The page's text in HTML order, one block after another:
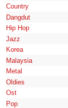
Country
Dangdut
Hip Hop
Jazz
Korea
Malaysia
Metal
Oldies
Ost
Pop